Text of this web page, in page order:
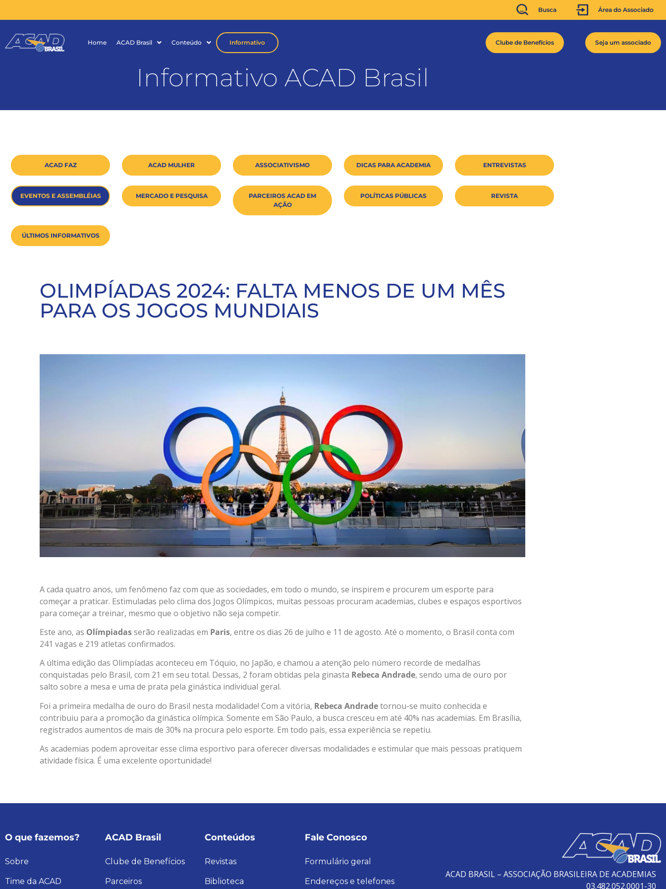
Busca Área do Associado
Home ACAD Brasil Conteúdo Informativo Clube de Benefícios Seja um associado
Informativo ACAD Brasil
ACAD FAZ ACAD MULHER ASSOCIATIVISMO DICAS PARA ACADEMIA ENTREVISTAS
EVENTOS E ASSEMBLÉIAS MERCADO E PESQUISA
PARCEIROS ACAD EM
AÇÃO
POLÍTICAS PÚBLICAS REVISTA
ÚLTIMOS INFORMATIVOS
OLIMPÍADAS 2024: FALTA MENOS DE UM MÊS
PARA OS JOGOS MUNDIAIS
A cada quatro anos, um fenômeno faz com que as sociedades, em todo o mundo, se inspirem e procurem um esporte para
começar a praticar. Estimuladas pelo clima dos Jogos Olímpicos, muitas pessoas procuram academias, clubes e espaços esportivos
para começar a treinar, mesmo que o objetivo não seja competir.
Este ano, as Olímpiadasserão realizadas em Paris, entre os dias 26 de julho e 11 de agosto. Até o momento, o Brasil conta com
241 vagas e 219 atletas confirmados.
A última edição das Olimpíadas aconteceu em Tóquio, no Japão, e chamou a atenção pelo número recorde de medalhas
conquistadas pelo Brasil, com 21 em seu total. Dessas, 2 foram obtidas pela ginasta Rebeca Andrade, sendo uma de ouro por
salto sobre a mesa e uma de prata pela ginástica individual geral.
Foi a primeira medalha de ouro do Brasil nesta modalidade! Com a vitória, Rebeca Andradetornou-se muito conhecida e
contribuiu para a promoção da ginástica olímpica. Somente em São Paulo, a busca cresceu em até 40% nas academias. Em Brasília,
registrados aumentos de mais de 30% na procura pelo esporte. Em todo país, essa experiência se repetiu.
As academias podem aproveitar esse clima esportivo para oferecer diversas modalidades e estimular que mais pessoas pratiquem
atividade física. É uma excelente oportunidade!
O que fazemos?
Sobre
Time da ACAD
ACAD Brasil
Clube de Benefícios
Parceiros
Conteúdos
Revistas
Biblioteca
Fale Conosco
Formulário geral
Endereços e telefones
ACAD BRASIL – ASSOCIAÇÃO BRASILEIRA DE ACADEMIAS
03.482.052.0001-30